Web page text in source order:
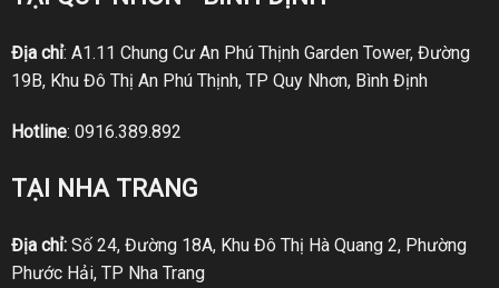
Địa chỉ: A1.11 Chung Cư An Phú Thịnh Garden Tower, Đường
19B, Khu Đô Thị An Phú Thịnh, TP Quy Nhơn, Bình Định
Hotline: 0916.389.892
TẠI NHA TRANG
Địa chỉ:Số 24, Đường 18A, Khu Đô Thị Hà Quang 2, Phường
Phước Hải, TP Nha Trang